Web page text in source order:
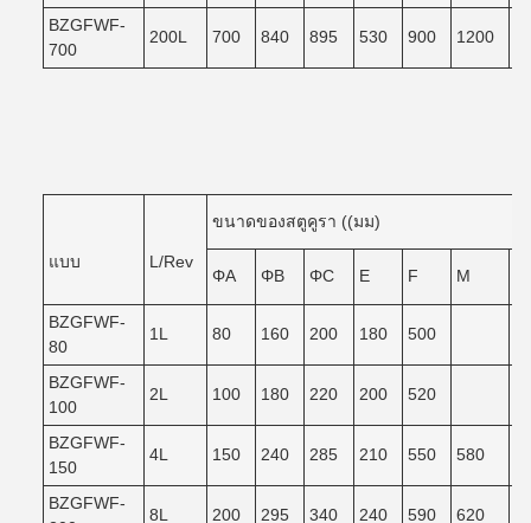
BZGFWF-
700
200L 700 840 895 530 900 1200
แบบ L/Rev
ขนาดของสตูคูรา ((มม)
ΦA ΦB ΦC E F M
BZGFWF-
80
1L 80 160 200 180 500
BZGFWF-
100
2L 100 180 220 200 520
BZGFWF-
150
4L 150 240 285 210 550 580
BZGFWF-
8L 200 295 340 240 590 620